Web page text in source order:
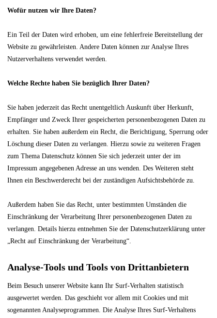
Wofür nutzen wir Ihre Daten?
Ein Teil der Daten wird erhoben, um eine fehlerfreie Bereitstellung der
Website zu gewährleisten. Andere Daten können zur Analyse Ihres
Nutzerverhaltens verwendet werden.
Welche Rechte haben Sie bezüglich Ihrer Daten?
Sie haben jederzeit das Recht unentgeltlich Auskunft über Herkunft,
Empfänger und Zweck Ihrer gespeicherten personenbezogenen Daten zu
erhalten. Sie haben außerdem ein Recht, die Berichtigung, Sperrung oder
Löschung dieser Daten zu verlangen. Hierzu sowie zu weiteren Fragen
zum Thema Datenschutz können Sie sich jederzeit unter der im
Impressum angegebenen Adresse an uns wenden. Des Weiteren steht
Ihnen ein Beschwerderecht bei der zuständigen Aufsichtsbehörde zu.
Außerdem haben Sie das Recht, unter bestimmten Umständen die
Einschränkung der Verarbeitung Ihrer personenbezogenen Daten zu
verlangen. Details hierzu entnehmen Sie der Datenschutzerklärung unter
„Recht auf Einschränkung der Verarbeitung“.
Analyse-Tools und Tools von Drittanbietern
Beim Besuch unserer Website kann Ihr Surf-Verhalten statistisch
ausgewertet werden. Das geschieht vor allem mit Cookies und mit
sogenannten Analyseprogrammen. Die Analyse Ihres Surf-Verhaltens